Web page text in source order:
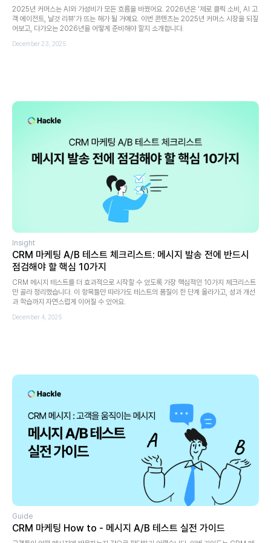
2025년 커머스는 AI와 가성비가 모든 흐름을 바꿨어요. 2026년은 '제로 클릭 소비, AI 고
객 에이전트, 날것 리뷰'가 뜨는 해가 될 거예요. 이번 콘텐츠는 2025년 커머스 시장을 되짚
어보고, 다가오는 2026년을 어떻게 준비해야 할지 소개합니다.
December 23, 2025
Insight
CRM 마케팅 A/B 테스트 체크리스트: 메시지 발송 전에 반드시
점검해야 할 핵심 10가지
CRM 메시지 테스트를 더 효과적으로 시작할 수 있도록 가장 핵심적인 10가지 체크리스트
만 골라 정리했습니다. 이 항목들만 따라가도 테스트의 품질이 한 단계 올라가고, 성과 개선
과 학습까지 자연스럽게 이어질 수 있어요.
December 4, 2025
Guide
CRM 마케팅 How to - 메시지 A/B 테스트 실전 가이드